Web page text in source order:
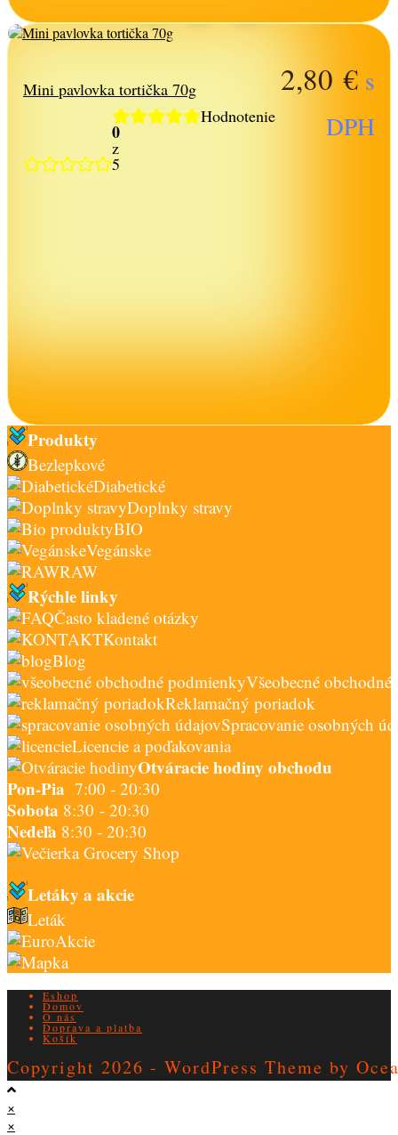
Mini pavlovka tortička 70g
Hodnotenie
0
z
5
2,80 € s
DPH
Produkty
Bezlepkové
Diabetické
Doplnky stravy
BIO
Vegánske
RAW
Rýchle linky
Často kladené otázky
Kontakt
Blog
Všeobecné
Reklamačný poriadok
Spracovanie osobných
Licencie a poďakovania
Otváracie hodiny obchodu
Pon-Pia 7:00 - 20:30
Sobota 8:30 - 20:30
Nedeľa 8:30 - 20:30
Letáky a akcie
Leták
Akcie
Eshop
Domov
O nás
Doprava a platba
Košík
Copyright 2026 - WordPress Theme by
×
×